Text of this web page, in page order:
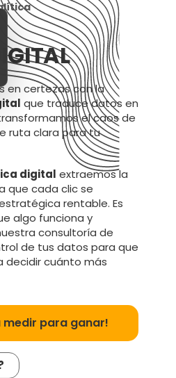
en certezas con la
que traduce datos en
el caos de
ruta clara para tu
digital extraemos la
que cada clic se
rentable. Es
algo funciona y
consultoría de
de tus datos para que
decidir cuánto más
medir para ganar!